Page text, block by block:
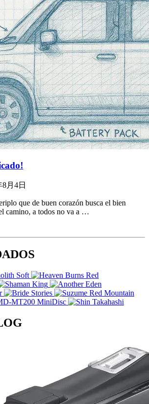
8月4日
que de buen corazón busca el bien
camino, a todos no va a …